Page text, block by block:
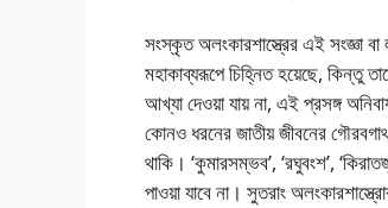
সংস্কৃত অলংকারশাস্ত্রের এই সংজ্ঞা বা
মহাকাব্যরূপে চিহ্নিত হয়েছে, কিন্তু
আখ্যা দেওয়া যায় না, এই প্রসঙ্গ
কোনও ধরনের জাতীয় জীবনের
থাকি। ‘কুমারসম্ভব’, ‘রঘুবংশ’,
পাওয়া যাবে না। সুতরাং